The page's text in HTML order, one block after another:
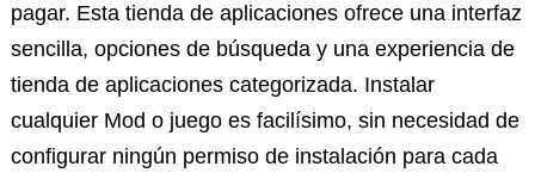
pagar. Esta tienda de aplicaciones ofrece una interfaz
sencilla, opciones de búsqueda y una experiencia de
tienda de aplicaciones categorizada. Instalar
cualquier Mod o juego es facilísimo, sin necesidad de
configurar ningún permiso de instalación para cada